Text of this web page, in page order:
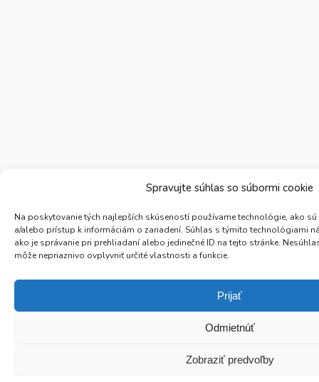
Spravujte súhlas so súbormi cookie
Na poskytovanie tých najlepších skúseností používame technológie, ako
a/alebo prístup k informáciám o zariadení. Súhlas s týmito technológiami
ako je správanie pri prehliadaní alebo jedinečné ID na tejto stránke.
môže nepriaznivo ovplyvniť určité vlastnosti a funkcie.
Prijať
Odmietnúť
Zobraziť predvoľby